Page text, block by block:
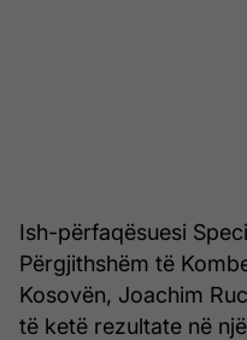
Ish-përfaqësuesi
Përgjithshëm të
Kosovën, Joachim
të ketë rezultate në